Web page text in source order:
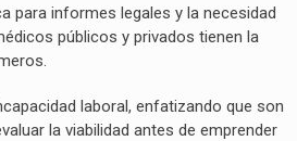
para informes legales y la necesidad
públicos y privados tienen la
laboral, enfatizando que son
la viabilidad antes de emprender